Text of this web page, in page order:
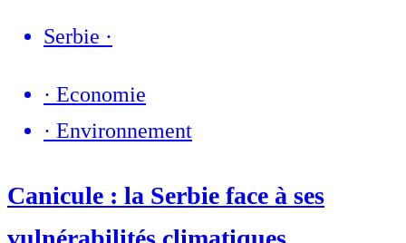
Serbie ·
· Economie
· Environnement
Canicule : la Serbie face à ses